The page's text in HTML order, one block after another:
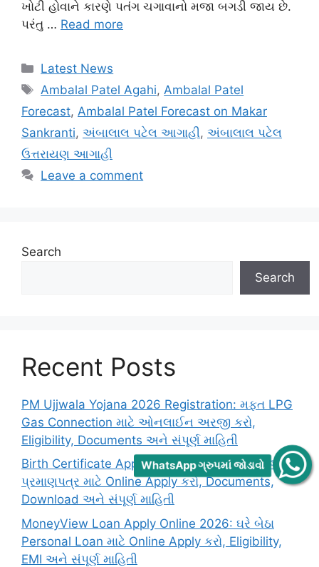
ખોટી હોવાને કારણે પતંગ ચગાવાનો મજા બગડી જાય છે.
પરંતુ … Read more
Categories
Latest News
Tags
Ambalal Patel Agahi, Ambalal Patel
Forecast, Ambalal Patel Forecast on Makar
Sankranti, અંબાલાલ પટેલ આગાહી, અંબાલાલ પટેલ
ઉત્તરાયણ આગાહી
Leave a comment
Search
Search
Recent Posts
PM Ujjwala Yojana 2026 Registration: મફત LPG
Gas Connection માટે ઓનલાઈન અરજી કરો,
Eligibility, Documents અને સંપૂર્ણ માહિતી
Birth Certificate Apply Online 2026: ઘરે બેઠા જન્મ
પ્રમાણપત્ર માટે Online Apply કરો, Documents,
Download અને સંપૂર્ણ માહિતી
MoneyView Loan Apply Online 2026: ઘરે બેઠા
Personal Loan માટે Online Apply કરો, Eligibility,
EMI અને સંપૂર્ણ માહિતી
WhatsApp ગ્રુપમાં જોડાવો